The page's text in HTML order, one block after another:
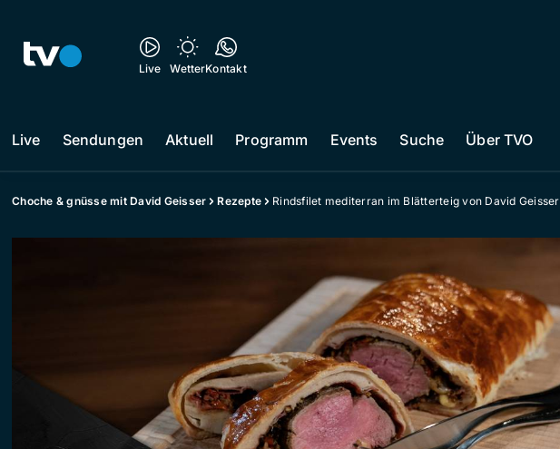
Live WetterKontakt
Live Sendungen Aktuell Programm Events Suche Über TVO
Choche & gnüsse mit David Geisser Rezepte Rindsfilet mediterran im Blätterteig von David Geisser